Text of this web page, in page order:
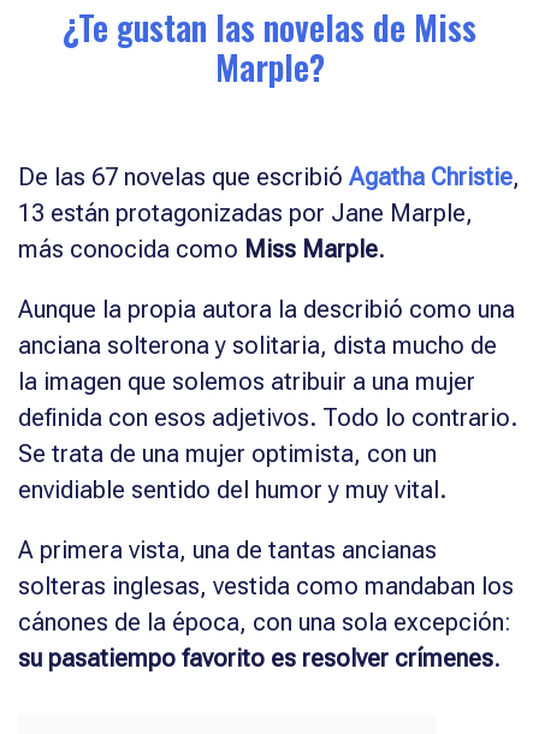
¿Te gustan las novelas de Miss
Marple?
De las 67 novelas que escribió Agatha Christie,
13 están protagonizadas por Jane Marple,
más conocida como Miss Marple.
Aunque la propia autora la describió como una
anciana solterona y solitaria, dista mucho de
la imagen que solemos atribuir a una mujer
definida con esos adjetivos. Todo lo contrario.
Se trata de una mujer optimista, con un
envidiable sentido del humor y muy vital.
A primera vista, una de tantas ancianas
solteras inglesas, vestida como mandaban los
cánones de la época, con una sola excepción:
su pasatiempo favorito es resolver crímenes.